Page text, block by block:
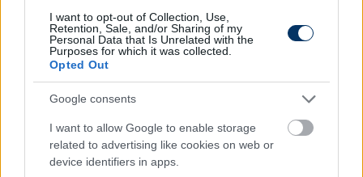
I want to opt-out of Collection, Use,
Retention, Sale, and/or Sharing of my
Personal Data that Is Unrelated with the
Purposes for which it was collected.
Opted Out
Google consents
I want to allow Google to enable storage
related to advertising like cookies on web or
device identifiers in apps.
Örülök, hogy jó eredményt értünk el, de nincs
lefutva a párharc.
A Dinamo is tud jobb leni, és nekünk is a maximumot
hogy agresszívabb lesz a Dinamo, inkább azt az
arcát mutatja majd, amelyik a végén nyomást tett
ránk. De mindenre fel kell készülni. Az első meccs
sok tanulsággal járt, sok plusz információt adott a